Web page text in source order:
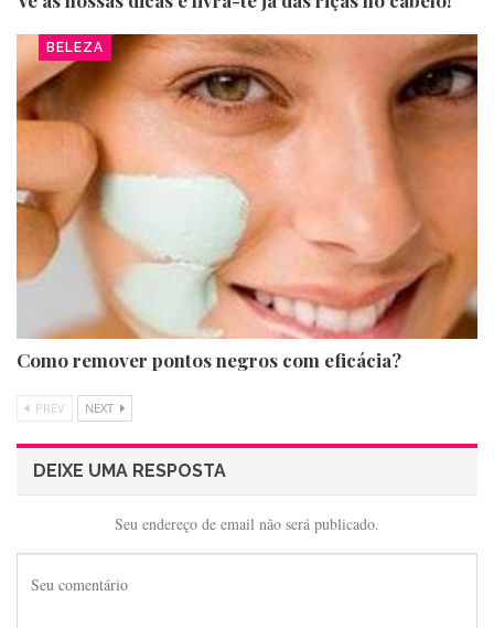
BELEZA
Como remover pontos negros com eficácia?
PREV NEXT
DEIXE UMA RESPOSTA
Seu endereço de email não será publicado.